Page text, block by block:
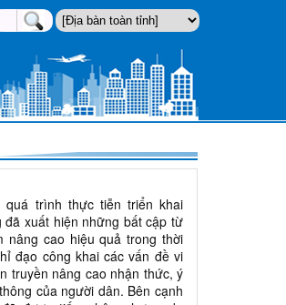
quá trình thực tiễn triển khai
xuất hiện những bất cập từ
nâng cao hiệu quả trong thời
đạo công khai các vấn đề vi
truyền nâng cao nhận thức, ý
của người dân. Bên cạnh